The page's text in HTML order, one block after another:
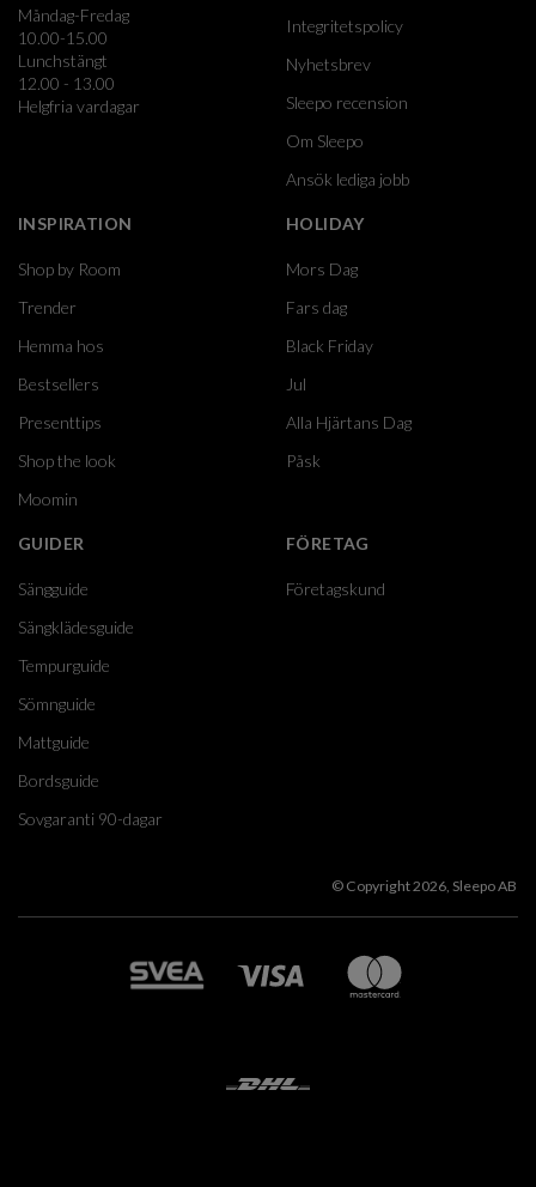
Måndag-Fredag
10.00-15.00
Lunchstängt
12.00 - 13.00
Helgfria vardagar
Integritetspolicy
Nyhetsbrev
Sleepo recension
Om Sleepo
Ansök lediga jobb
INSPIRATION
Shop by Room
Trender
Hemma hos
Bestsellers
Presenttips
Shop the look
Moomin
HOLIDAY
Mors Dag
Fars dag
Black Friday
Jul
Alla Hjärtans Dag
Påsk
GUIDER
Sängguide
Sängklädesguide
Tempurguide
Sömnguide
Mattguide
Bordsguide
Sovgaranti 90-dagar
FÖRETAG
Företagskund
© Copyright 2026, Sleepo AB